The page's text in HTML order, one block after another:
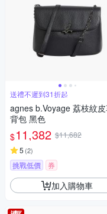
送禮不遲到31折起
agnes b.Voyage 荔枝紋
背包 黑色
$11,382 $11,682
5 (2)
挑戰低價 券
加入購物車